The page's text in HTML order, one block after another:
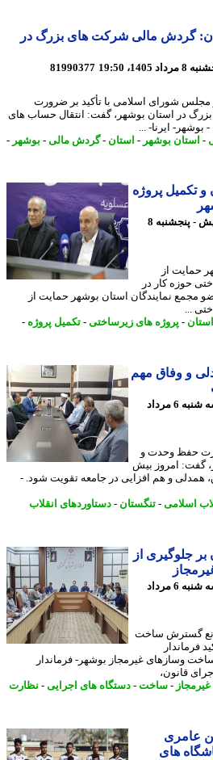
گردش مالی شرکت های بزرگ در
81990377
شورای اسلامی با تأکید بر ضرورت
استان بوشهر، گفت: انتقال حساب های
ایرنا- ...
بوشهر-استان-گردش مالی-بوشهر-
پروژه
8 روز پیش - پنجشنبه 8
از
کار در
نمایندگان استان بوشهر حمایت از
-پروژه های زیرساختی-تکمیل پروژه-
و وفاق مهم
10 روز پیش - سه شنبه 6 مرداد
حفظ وحدت و
امروز بیش
و هم افزایی در جامعه تقویت شود. -
-تنگستان-دستاوردهای انقلاب
جلوگیری از
11 روز پیش - سه شنبه 6 مرداد
گسترش ساخت
غیرمجاز بوشهر- فرماندار
-ساخت-دستگاه های اجرایی- نظارت
های